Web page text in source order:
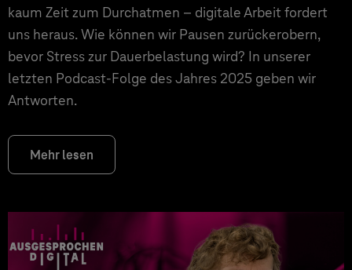
kaum Zeit zum Durchatmen – digitale Arbeit fordert
uns heraus. Wie können wir Pausen zurückerobern,
bevor Stress zur Dauerbelastung wird? In unserer
letzten Podcast-Folge des Jahres 2025 geben wir
Antworten.
Mehr lesen